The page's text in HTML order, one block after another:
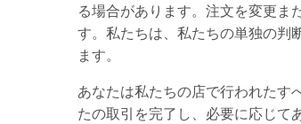
る場合があります。注文を変更ま
す。私たちは、私たちの単独の判
ます。
あなたは私たちの店で行われたす
たの取引を完了し、必要に応じて